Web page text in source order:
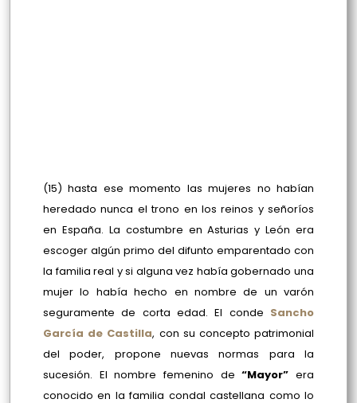
(15) hasta ese momento las mujeres no habían
heredado nunca el trono en los reinos y señoríos
en España. La costumbre en Asturias y León era
escoger algún primo del difunto emparentado con
la familia real y si alguna vez había gobernado una
mujer lo había hecho en nombre de un varón
seguramente de corta edad. El conde Sancho
García de Castilla, con su concepto patrimonial
del poder, propone nuevas normas para la
sucesión. El nombre femenino de“Mayor” era
conocido en la familia condal castellana como lo